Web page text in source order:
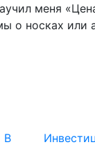
меня
о носках или
В